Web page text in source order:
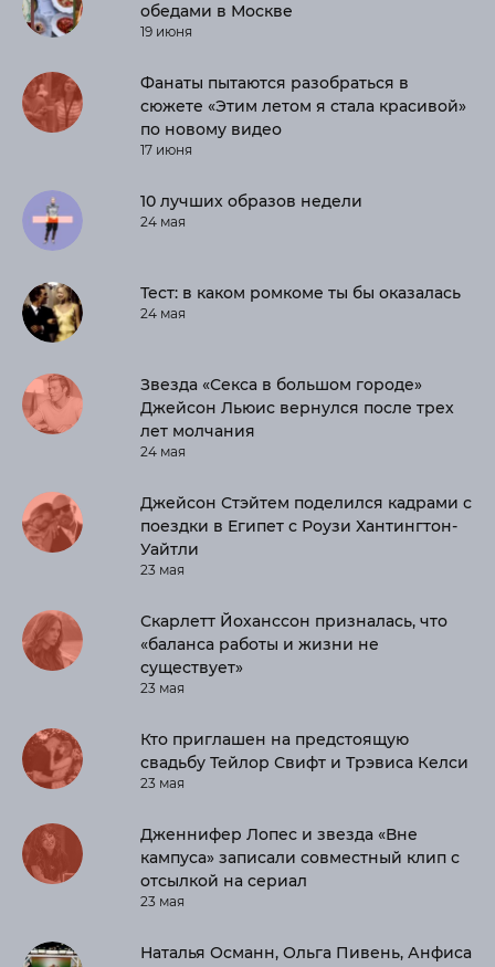
обедами в Москве
19 июня
Фанаты пытаются разобраться в
сюжете «Этим летом я стала красивой»
по новому видео
17 июня
10 лучших образов недели
24 мая
Тест: в каком ромкоме ты бы оказалась
24 мая
Звезда «Секса в большом городе»
Джейсон Льюис вернулся после трех
лет молчания
24 мая
Джейсон Стэйтем поделился кадрами с
поездки в Египет с Роузи Хантингтон-
Уайтли
23 мая
Скарлетт Йоханссон призналась, что
«баланса работы и жизни не
существует»
23 мая
Кто приглашен на предстоящую
свадьбу Тейлор Свифт и Трэвиса Келси
23 мая
Дженнифер Лопес и звезда «Вне
кампуса» записали совместный клип с
отсылкой на сериал
23 мая
Наталья Османн, Ольга Пивень, Анфиса